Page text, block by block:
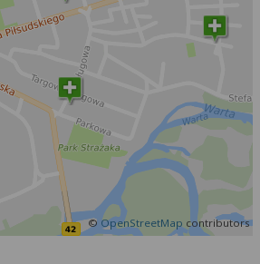
© OpenStreetMap contributors